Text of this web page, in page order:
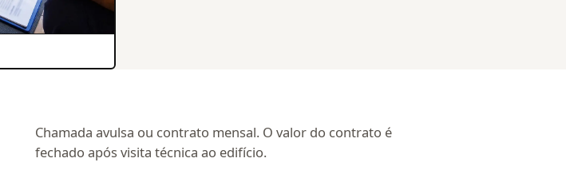
Chamada avulsa ou contrato mensal. O valor do contrato é
fechado após visita técnica ao edifício.